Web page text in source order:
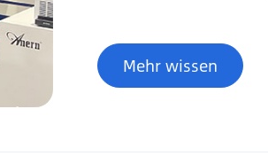
Mehr wissen